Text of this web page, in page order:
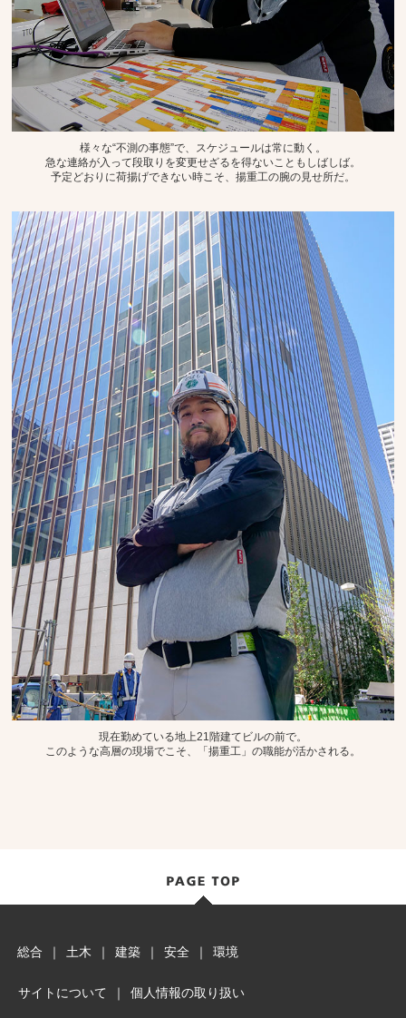
様々な“不測の事態”で、スケジュールは常に動く。
急な連絡が入って段取りを変更せざるを得ないこともしばしば。
予定どおりに荷揚げできない時こそ、揚重工の腕の見せ所だ。
現在勤めている地上21階建てビルの前で。
このような高層の現場でこそ、「揚重工」の職能が活かされる。
総合 ｜ 土木 ｜ 建築 ｜ 安全 ｜ 環境
サイトについて ｜ 個人情報の取り扱い